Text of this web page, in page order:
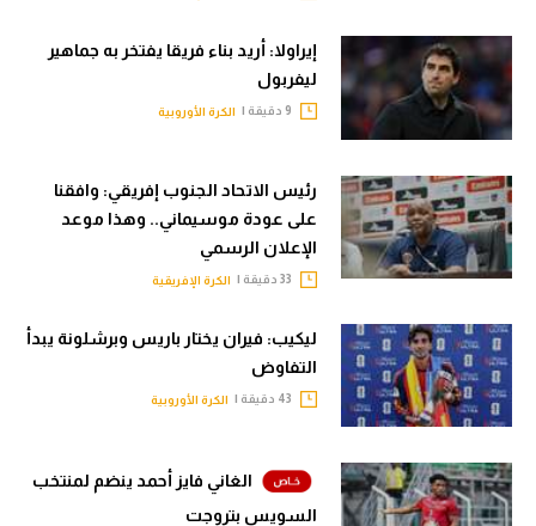
إيراولا: أريد بناء فريقا يفتخر به جماهير
ليفربول
الكرة الأوروبية
رئيس الاتحاد الجنوب إفريقي: وافقنا
على عودة موسيماني.. وهذا موعد
الإعلان الرسمي
الكرة الإفريقية
ليكيب: فيران يختار باريس وبرشلونة يبدأ
التفاوض
الكرة الأوروبية
الغاني فايز أحمد ينضم لمنتخب
السويس بتروجت